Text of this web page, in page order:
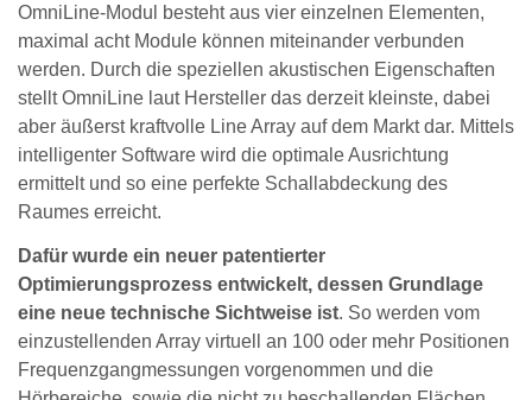
OmniLine-Modul besteht aus vier einzelnen Elementen,
maximal acht Module können miteinander verbunden
werden. Durch die speziellen akustischen Eigenschaften
stellt OmniLine laut Hersteller das derzeit kleinste, dabei
aber äußerst kraftvolle Line Array auf dem Markt dar. Mittels
intelligenter Software wird die optimale Ausrichtung
ermittelt und so eine perfekte Schallabdeckung des
Raumes erreicht.
Dafür wurde ein neuer patentierter
Optimierungsprozess entwickelt, dessen Grundlage
eine neue technische Sichtweise ist. So werden vom
einzustellenden Array virtuell an 100 oder mehr Positionen
Frequenzgangmessungen vorgenommen und die